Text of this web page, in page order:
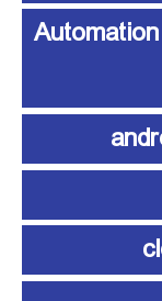
آموزش اتوماسیون صنعتی Automation